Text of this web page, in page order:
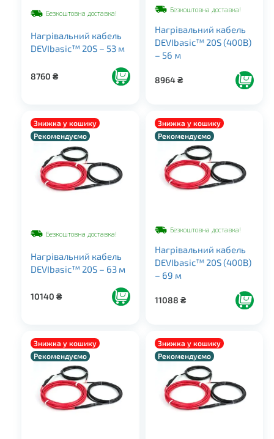
Безкоштовна доставка!
Нагрівальний кабель
DEVIbasic™ 20S – 53 м
8760 ₴
Безкоштовна доставка!
Нагрівальний кабель
DEVIbasic™ 20S (400В)
– 56 м
8964₴
Знижка у кошику
Рекомендуємо
Безкоштовна доставка!
Нагрівальний кабель
DEVIbasic™ 20S – 63 м
10140 ₴
Знижка у кошику
Рекомендуємо
Безкоштовна доставка!
Нагрівальний кабель
DEVIbasic™ 20S (400В)
– 69 м
11088 ₴
Знижка у кошику
Рекомендуємо
Знижка у кошику
Рекомендуємо